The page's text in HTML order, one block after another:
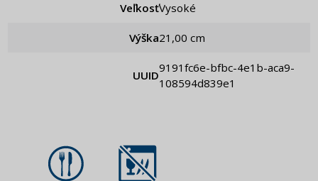
Veľkosť Vysoké
Výška 21,00 cm
UUID
9191fc6e-bfbc-4e1b-aca9-
108594d839e1